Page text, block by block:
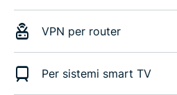
VPN per router
Per sistemi smart TV